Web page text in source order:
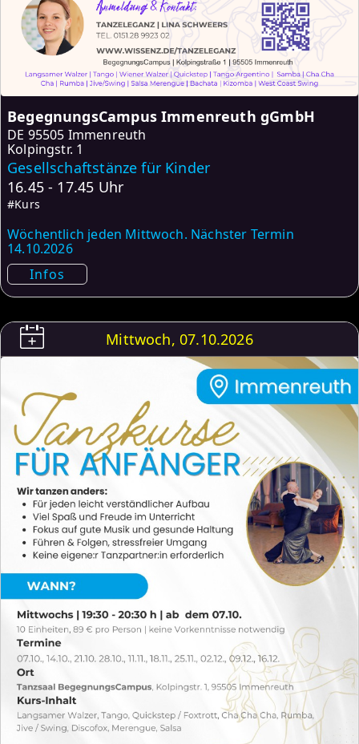
BegegnungsCampus Immenreuth gGmbH
DE 95505 Immenreuth
Kolpingstr. 1
Gesellschaftstänze für Kinder
16.45 - 17.45 Uhr
#Kurs
Wöchentlich jeden Mittwoch. Nächster Termin
14.10.2026
Infos
Mittwoch, 07.10.2026